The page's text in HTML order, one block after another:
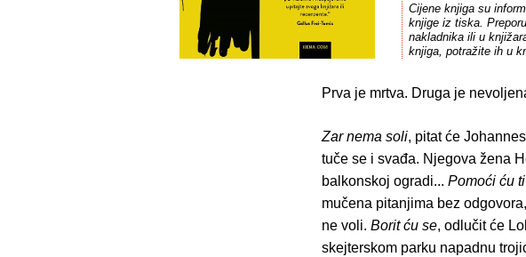
Cijene knjiga su
knjige iz tiska.
nakladnika ili u
knjiga, potražite ih u
Prva je mrtva. Druga je
Zar nema soli, pitat će
tuče se i svađa. Njegova žena
balkonskoj ogradi... Pomoći ću ti
mučena pitanjima bez
ne voli. Borit ću se, odlučit će
skejterskom parku napadnu